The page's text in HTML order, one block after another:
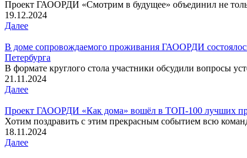
Проект ГАООРДИ «Смотрим в будущее» объединил не
19.12.2024
Далее
В доме сопровождаемого проживания ГАООРДИ
Петербурга
В формате круглого стола участники обсудили вопросы
21.11.2024
Далее
Проект ГАООРДИ «Как дома» вошёл в ТОП-100 лучших
Хотим поздравить с этим прекрасным событием всю
18.11.2024
Далее